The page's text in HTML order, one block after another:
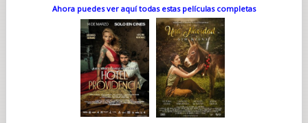
Ahora puedes ver aquí todas estas películas completas